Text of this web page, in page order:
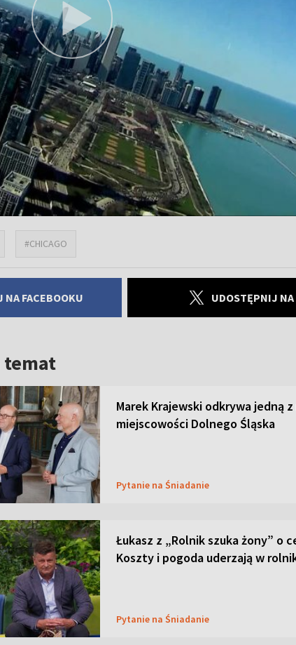
#CHICAGO
FACEBOOKU UDOSTĘPNIJ NA
temat
Marek Krajewski odkrywa jedną
miejscowości Dolnego Śląska
Pytanie na Śniadanie
Łukasz z „Rolnik szuka żony” o
Koszty i pogoda uderzają w
Pytanie na Śniadanie